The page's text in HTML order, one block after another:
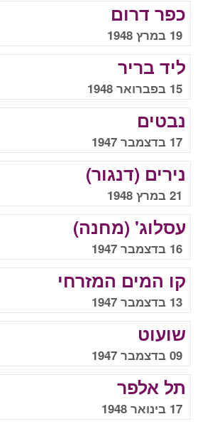
כפר דרום
19 במרץ 1948
ליד בריר
15 בפברואר 1948
נבטים
17 בדצמבר 1947
נירים (דנגור)
21 במרץ 1948
עסלוג' (מחנה)
16 בדצמבר 1947
קו המים המזרחי
13 בדצמבר 1947
שועוט
09 בדצמבר 1947
תל אלפר
17 בינואר 1948